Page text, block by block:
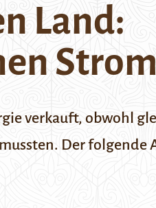
Land:
Strom
verkauft, obwohl
Der folgende